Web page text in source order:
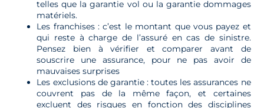
telles que la garantie vol ou la garantie dommages
matériels.
Les franchises : c’est le montant que vous payez et
qui reste à charge de l’assuré en cas de sinistre.
Pensez bien à vérifier et comparer avant de
souscrire une assurance, pour ne pas avoir de
mauvaises surprises
Les exclusions de garantie : toutes les assurances ne
couvrent pas de la même façon, et certaines
excluent des risques en fonction des disciplines